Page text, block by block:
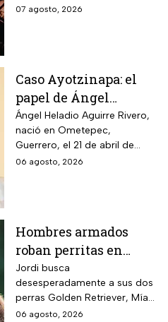
celebrada en la casa de la
07 agosto, 2026
Caso Ayotzinapa: el
papel de Ángel
Aguirre en la
desaparición de los
normalistas en 2014
Ángel Heladio Aguirre Rivero,
nació en Ometepec,
Guerrero, el 21 de abril de
1956. Estudió la Licenciatura
06 agosto, 2026
Hombres armados
roban perritas en
Veracruz
Jordi busca
desesperadamente a sus dos
perras Golden Retriever, Mía y
Camila, de seis años, robadas
06 agosto, 2026